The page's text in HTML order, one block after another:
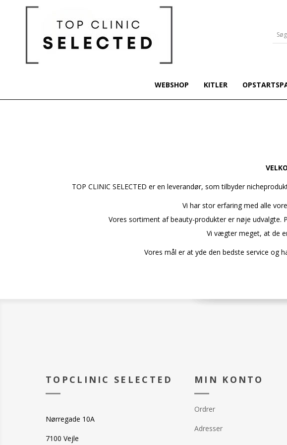
WEBSHOP KITLER
TOP CLINIC SELECTED er en leverandør, som tilbyder
Vi har stor erfaring med alle
Vores sortiment af beauty-produkter er nøje udvalgte.
Vi vægter meget, at de
Vores mål er at yde den bedste service og
TOPCLINIC SELECTED
Nørregade 10A
7100 Vejle
MIN KONTO
Ordrer
Adresser